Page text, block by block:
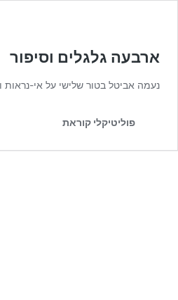
ארבעה גלגלים וסיפור
נעמה אביטל בטור שלישי על אי-
פוליטיקלי קוראת